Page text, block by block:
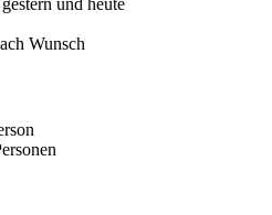
Wunsch